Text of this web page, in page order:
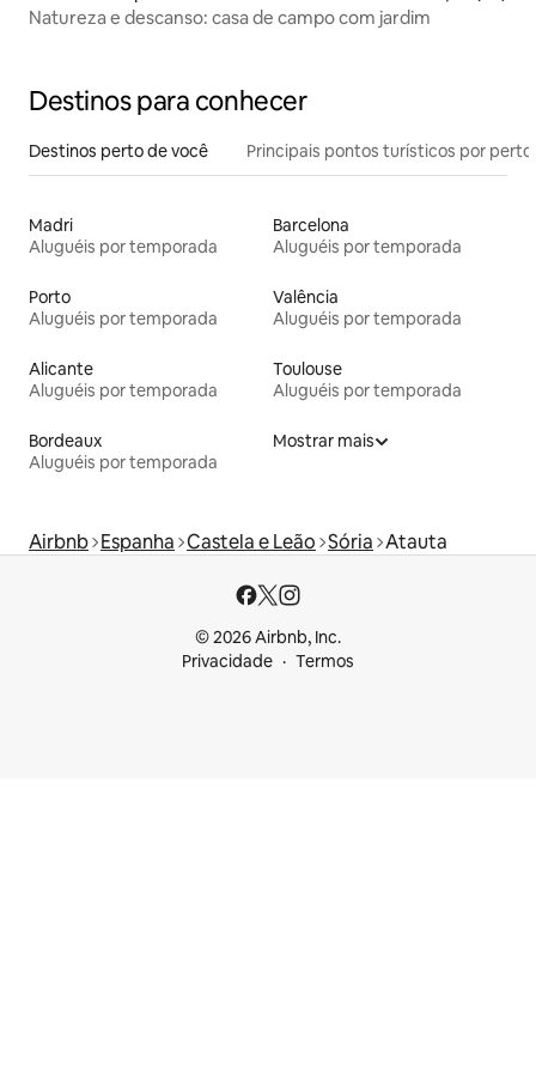
Natureza e descanso: casa de campo com jardim
Destinos para conhecer
Destinos perto de você Principais pontos turísticos por perto
Madri
Aluguéis por temporada
Barcelona
Aluguéis por temporada
Porto
Aluguéis por temporada
Valência
Aluguéis por temporada
Alicante
Aluguéis por temporada
Toulouse
Aluguéis por temporada
Bordeaux
Aluguéis por temporada
Mostrar mais
Airbnb Espanha Castela e Leão Sória Atauta
© 2026 Airbnb, Inc.
Privacidade
Termos